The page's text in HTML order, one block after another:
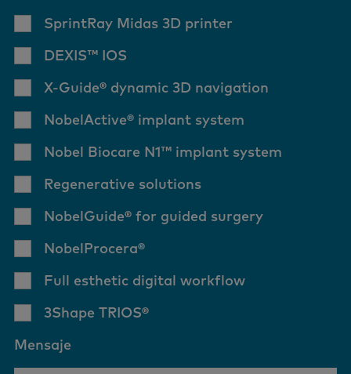
SprintRay Midas 3D printer
DEXIS™ IOS
X-Guide® dynamic 3D navigation
NobelActive® implant system
Nobel Biocare N1™ implant system
Regenerative solutions
NobelGuide® for guided surgery
NobelProcera®
Full esthetic digital workflow
3Shape TRIOS®
Mensaje